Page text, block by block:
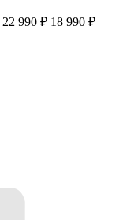
22 990 ₽ 18 990 ₽